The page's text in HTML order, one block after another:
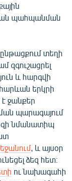
պահպանման
տեղի
զգուշացրել
և հարգվի
հարևան երկրի
ջանքեր
պարագայում
նմանատիպ
, և այսօր
ձեզ հետ։
ու նախագահի